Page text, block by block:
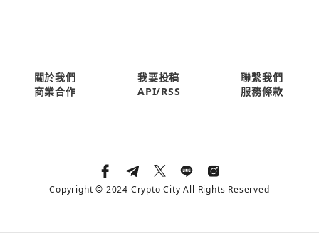
關於我們 我要投稿
聯繫我們
商業合作
API/RSS 服務條款
Copyright © 2024 Crypto City All Rights Reserved